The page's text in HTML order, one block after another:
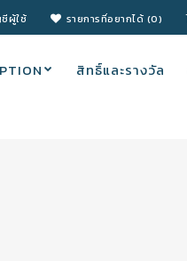
ผู้ใช้ รายการที่อยากได้ (0)
สิทธิ์และรางวัล